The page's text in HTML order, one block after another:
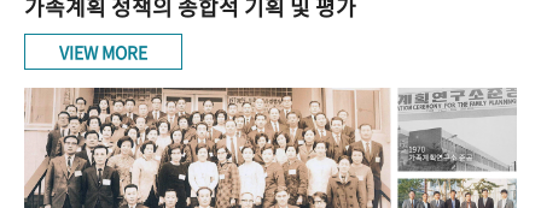
가족계획 정책의 종합적 기획 및 평가
VIEW MORE